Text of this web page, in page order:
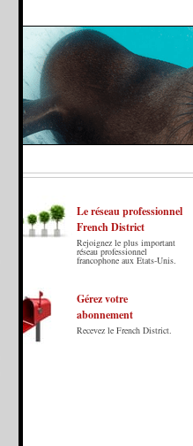
Le réseau professionnel
French District
Rejoignez le plus important
réseau professionnel
francophone aux Etats-Unis.
Gérez votre
abonnement
Recevez le French District.